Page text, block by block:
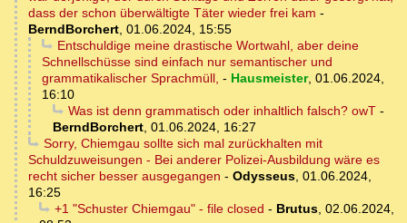
dass der schon überwältigte Täter wieder frei kam -
BerndBorchert, 01.06.2024, 15:55
Entschuldige meine drastische Wortwahl, aber deine
Schnellschüsse sind einfach nur semantischer und
grammatikalischer Sprachmüll, - Hausmeister, 01.06.2024,
16:10
Was ist denn grammatisch oder inhaltlich falsch? owT-
BerndBorchert, 01.06.2024, 16:27
Sorry, Chiemgau sollte sich mal zurückhalten mit
Schuldzuweisungen - Bei anderer Polizei-Ausbildung wäre es
recht sicher besser ausgegangen - Odysseus, 01.06.2024,
16:25
+1 "Schuster Chiemgau" - file closed - Brutus, 02.06.2024,